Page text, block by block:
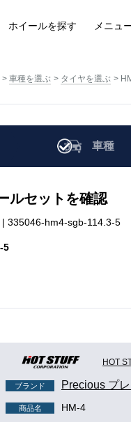
ホイールを探す メニュ
車種を選ぶ タイヤを選ぶ
車種
ルセットを確認
335046-hm4-sgb-114.3-5
5
HOT
ブランド Precious プ
商品名 HM-4